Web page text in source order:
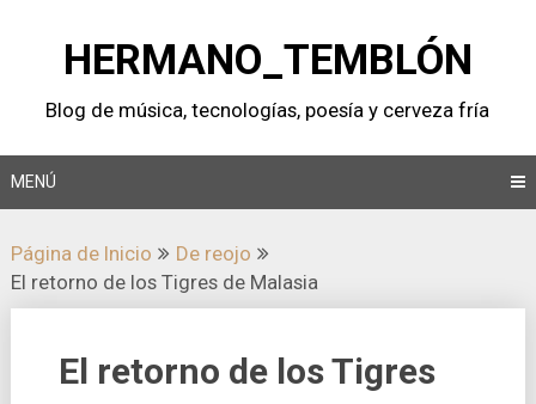
contenidoHERMANO_TEMBLÓN
Blog de música, tecnologí­as, poesí­a y cerveza frí­a
MENÚ
Página de Inicio
De reojo
El retorno de los Tigres de Malasia
El retorno de los Tigres